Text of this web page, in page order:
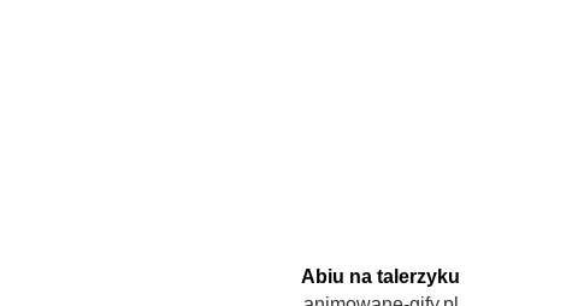
Abiu na talerzyku